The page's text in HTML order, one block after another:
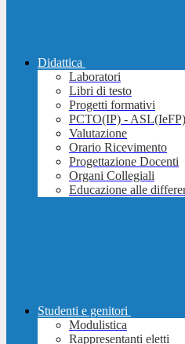
Didattica
Laboratori
Libri di testo
Progetti formativi
PCTO(IP) - ASL(IeFP)
Valutazione
Orario Ricevimento
Progettazione Docenti
Organi Collegiali
Educazione alle
Studenti e genitori
Modulistica
Rappresentanti eletti